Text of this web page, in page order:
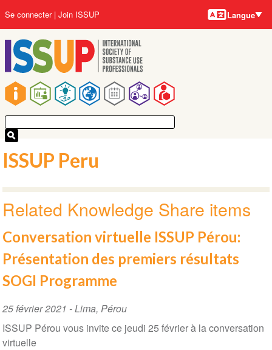
au
contenu
principal
Main
navigation
User
account
menu
Se connecter Join ISSUP Langues
Langue
ISSUP Peru
Related Knowledge Share items
Conversation virtuelle ISSUP Pérou:
Présentation des premiers résultats
SOGI Programme
Event
Date
25 février 2021 -Lima, Pérou
ISSUP Pérou vous invite ce jeudi 25 février à la conversation
virtuelle